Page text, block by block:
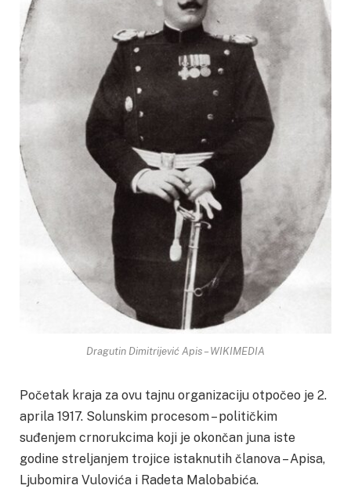
Dragutin Dimitrijević Apis – WIKIMEDIA
Početak kraja za ovu tajnu organizaciju otpočeo je 2.
aprila 1917. Solunskim procesom – političkim
suđenjem crnorukcima koji je okončan juna iste
godine streljanjem trojice istaknutih članova – Apisa,
Ljubomira Vulovića i Radeta Malobabića.